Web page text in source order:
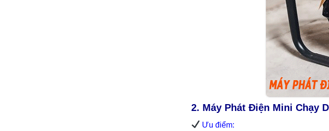
2. Máy Phát Điện Mini Chạy
Ưu điểm: